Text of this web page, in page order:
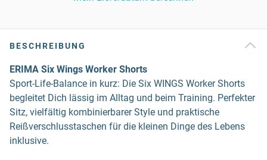
BESCHREIBUNG
ERIMA Six Wings Worker Shorts
Sport-Life-Balance in kurz: Die Six WINGS Worker Shorts
begleitet Dich lässig im Alltag und beim Training. Perfekter
Sitz, vielfältig kombinierbarer Style und praktische
Reißverschlusstaschen für die kleinen Dinge des Lebens
inklusive.